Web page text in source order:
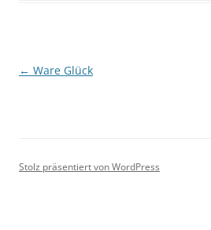
Beitragsnavigation
← Ware Glück
Stolz präsentiert von WordPress